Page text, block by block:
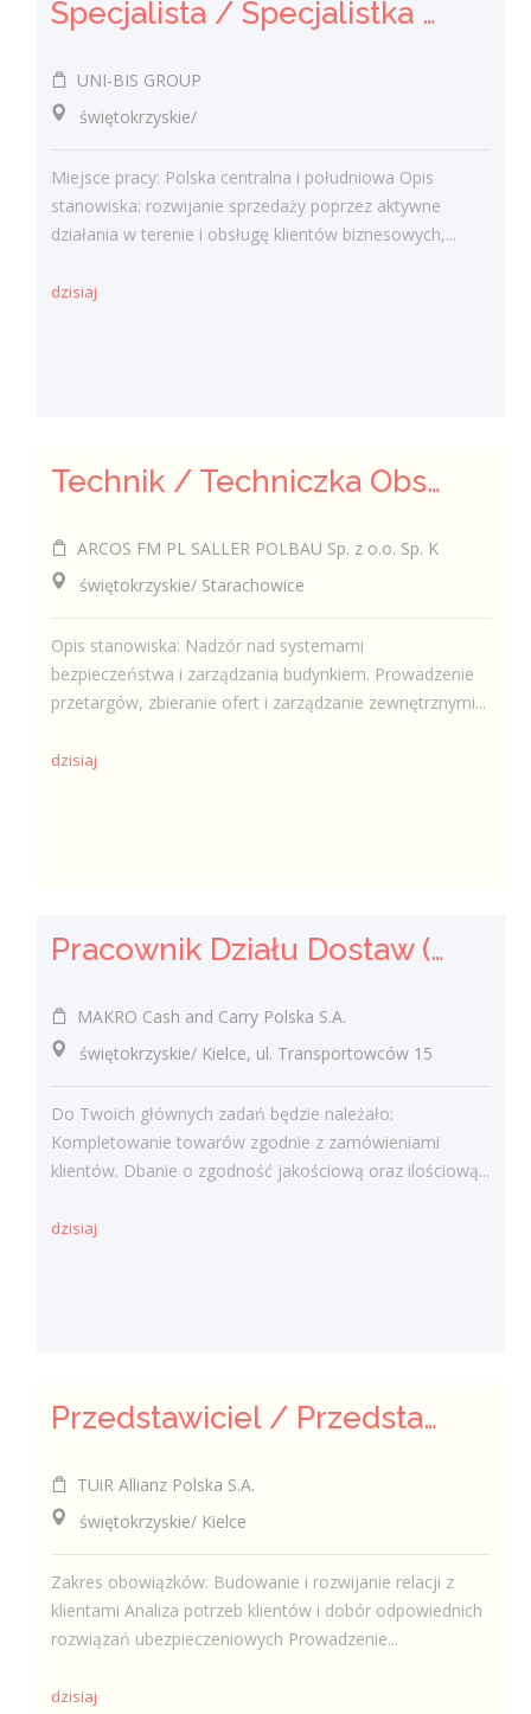
Specjalista / Specjalistka ds. sprzedaży rozwiązań technicznych
UNI-BIS GROUP
świętokrzyskie/
Miejsce pracy: Polska centralna i południowa Opis
stanowiska: rozwijanie sprzedaży poprzez aktywne
działania w terenie i obsługę klientów biznesowych,...
dzisiaj
Technik / Techniczka Obsługi Budynku
ARCOS FM PL SALLER POLBAU Sp. z o.o. Sp. K
świętokrzyskie/ Starachowice
Opis stanowiska: Nadzór nad systemami
bezpieczeństwa i zarządzania budynkiem. Prowadzenie
przetargów, zbieranie ofert i zarządzanie zewnętrznymi...
dzisiaj
Pracownik Działu Dostaw (K/M)
MAKRO Cash and Carry Polska S.A.
świętokrzyskie/ Kielce, ul. Transportowców 15
Do Twoich głównych zadań będzie należało:
Kompletowanie towarów zgodnie z zamówieniami
klientów. Dbanie o zgodność jakościową oraz ilościową...
dzisiaj
Przedstawiciel / Przedstawicielka ds. sprzedaży ubezpieczeń majątkowych
TUiR Allianz Polska S.A.
świętokrzyskie/ Kielce
Zakres obowiązków: Budowanie i rozwijanie relacji z
klientami Analiza potrzeb klientów i dobór odpowiednich
rozwiązań ubezpieczeniowych Prowadzenie...
dzisiaj